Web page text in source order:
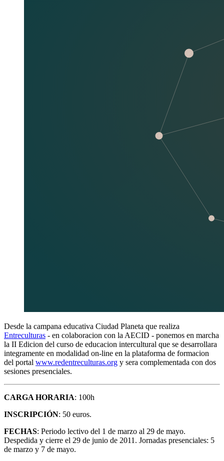
Desde la campana educativa Ciudad Planeta que realiza
Entreculturas - en colaboracion con la AECID - ponemos en marcha
la II Edicion del curso de educacion intercultural que se desarrollara
integramente en modalidad on-line en la plataforma de formacion
del portal www.redentreculturas.org y sera complementada con dos
sesiones presenciales.
CARGA HORARIA: 100h
INSCRIPCIÓN: 50 euros.
FECHAS: Periodo lectivo del 1 de marzo al 29 de mayo.
Despedida y cierre el 29 de junio de 2011. Jornadas presenciales: 5
de marzo y 7 de mayo.